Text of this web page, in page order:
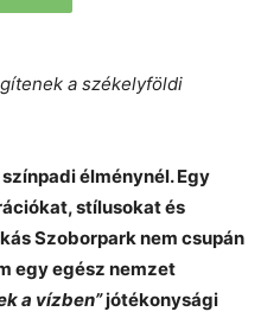
a székelyföldi
élménynél. Egy
stílusokat és
Szoborpark nem csupán
egy egész nemzet
a vízben”jótékonysági